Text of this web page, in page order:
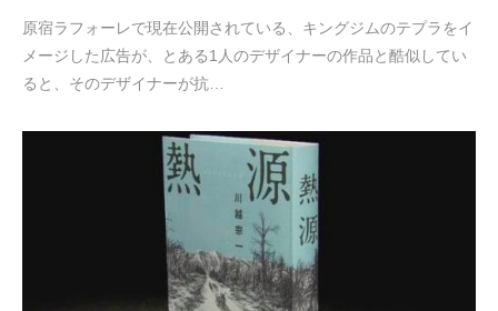
原宿ラフォーレで現在公開されている、キングジムのテプラをイ
メージした広告が、とある1人のデザイナーの作品と酷似してい
ると、そのデザイナーが抗…